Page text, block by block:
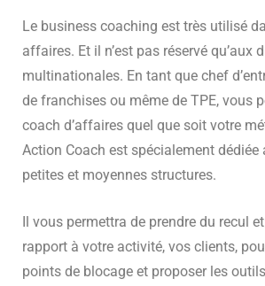
Le business coaching est très utilisé
affaires. Et il n’est pas réservé qu’aux
multinationales. En tant que chef
de franchises ou même de TPE, vous
coach d’affaires quel que soit votre
Action Coach est spécialement dédiée
petites et moyennes structures.
Il vous permettra de prendre du recul
rapport à votre activité, vos clients,
points de blocage et proposer les